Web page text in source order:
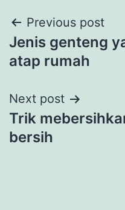
Post
navigation
Previous post
Jenis genteng
atap rumah
Next post
Trik
bersih